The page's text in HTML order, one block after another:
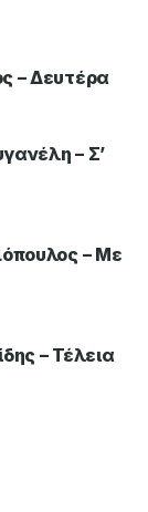
– Δευτέρα
– Σ’
– Με
– Τέλεια